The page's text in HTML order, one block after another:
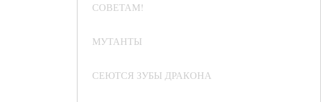
СОВЕТАМ!
МУТАНТЫ
СЕЮТСЯ ЗУБЫ ДРАКОНА